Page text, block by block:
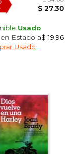
40%
dcto.
Usado
Estado a$ 19.96
Usado